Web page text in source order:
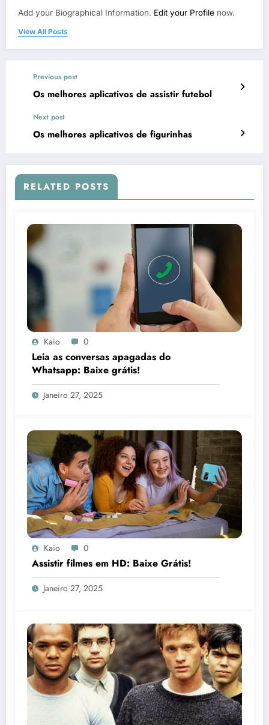
Add your Biographical Information. Edit your Profile now.
View All Posts
Previous post
Os melhores aplicativos de assistir futebol
Next post
Os melhores aplicativos de figurinhas
RELATED POSTS
Kaio 0
Leia as conversas apagadas do
Whatsapp: Baixe grátis!
Janeiro 27, 2025
Kaio 0
Assistir filmes em HD: Baixe Grátis!
Janeiro 27, 2025